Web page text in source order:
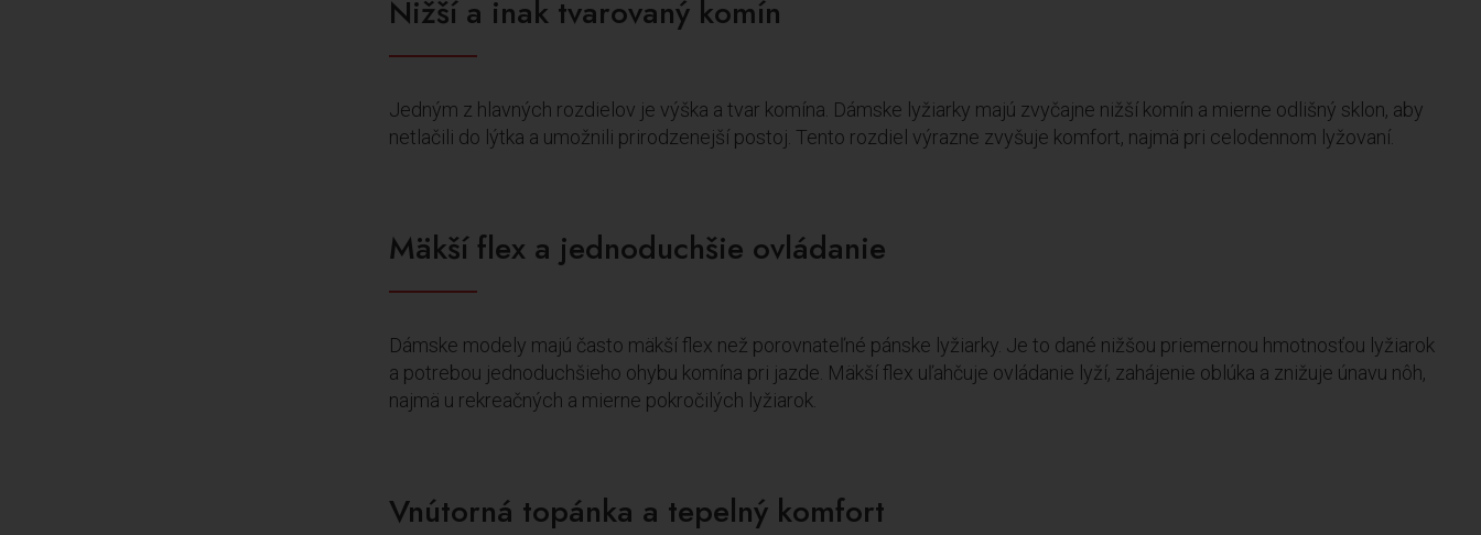
Nižší a inak tvarovaný komín
Jedným z hlavných rozdielov je výška a tvar komína. Dámske lyžiarky majú zvyčajne nižší komín a mierne odlišný sklon, aby
netlačili do lýtka a umožnili prirodzenejší postoj. Tento rozdiel výrazne zvyšuje komfort, najmä pri celodennom lyžovaní.
Mäkší flex a jednoduchšie ovládanie
Dámske modely majú často mäkší flex než porovnateľné pánske lyžiarky. Je to dané nižšou priemernou hmotnosťou lyžiarok
a potrebou jednoduchšieho ohybu komína pri jazde. Mäkší flex uľahčuje ovládanie lyží, zahájenie oblúka a znižuje únavu nôh,
najmä u rekreačných a mierne pokročilých lyžiarok.
Vnútorná topánka a tepelný komfort